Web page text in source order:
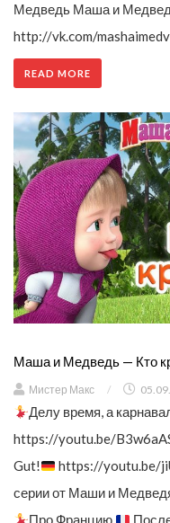
Медведь Маша и
http://vk.com/
READ MORE
Маша и Медведь — Кто
Мистер Макс /
Делу время, а
https://youtu.be/
Gut!
https://youtu.be/
серии от Маши и